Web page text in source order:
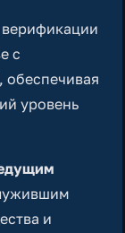
с
уровень
и